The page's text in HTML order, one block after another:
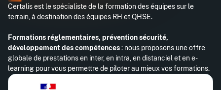
Certalis est le spécialiste de la formation des équipes sur le
terrain, à destination des équipes RH et QHSE.
Formations réglementaires, prévention sécurité,
développement des compétences: nous proposons une offre
globale de prestations en inter, en intra, en distanciel et en e-
learning pour vous permettre de piloter au mieux vos formations.